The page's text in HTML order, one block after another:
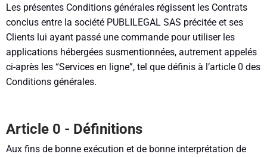
Les présentes Conditions générales régissent les Contrats
conclus entre la société PUBLILEGAL SAS précitée et ses
Clients lui ayant passé une commande pour utiliser les
applications hébergées susmentionnées, autrement appelés
ci-après les “Services en ligne”, tel que définis à l’article 0 des
Conditions générales.
Article 0 - Définitions
Aux fins de bonne exécution et de bonne interprétation de